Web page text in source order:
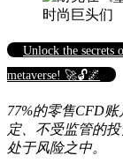
Unlock the secrets
metaverse! 🚀🔓🌌
77%的零售CFD
定、不受监管的
处于风险之中。